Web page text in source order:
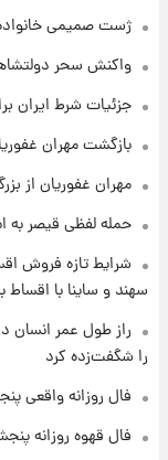
ژست صمیمی خانواده ۴ نفره شیلا خداداد پربازدید شد +
واکنش سحر
جزئیات شرط ایران
بازگشت مهران
مهران غفوریان از
حمله لفظی قیصر به
شرایط تازه فروش
سهند و ساینا با
را شگفت‌زده کرد
فال روزانه واقعی پنجشنبه ۱۵
فال قهوه روزانه پنجشنبه ۱۵ مرداد